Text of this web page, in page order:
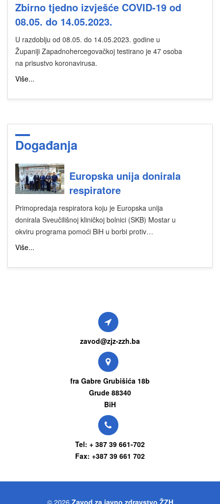
Zbirno tjedno izvješće COVID-19 od
08.05. do 14.05.2023.
U razdoblju od 08.05. do 14.05.2023. godine u
Županiji Zapadnohercegovačkoj testirano je 47 osoba
na prisustvo koronavirusa.
Više...
Događanja
Europska unija donirala
respiratore
Primopredaja respiratora koju je Europska unija
donirala Sveučilišnoj kliničkoj bolnici (SKB) Mostar u
okviru programa pomoći BiH u borbi protiv…
Više...
zavod@zjz-zzh.ba
fra Gabre Grubišića 18b
Grude 88340
BiH
Tel: + 387 39 661-702
Fax: +387 39 661 702